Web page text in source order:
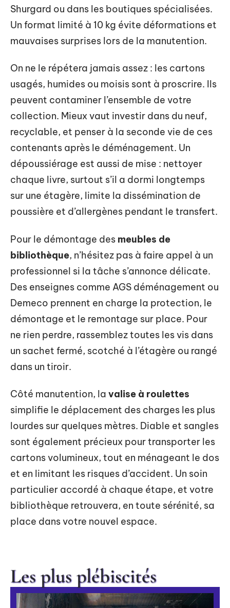
Shurgard ou dans les boutiques spécialisées.
Un format limité à 10 kg évite déformations et
mauvaises surprises lors de la manutention.
On ne le répétera jamais assez : les cartons
usagés, humides ou moisis sont à proscrire. Ils
peuvent contaminer l’ensemble de votre
collection. Mieux vaut investir dans du neuf,
recyclable, et penser à la seconde vie de ces
contenants après le déménagement. Un
dépoussiérage est aussi de mise : nettoyer
chaque livre, surtout s’il a dormi longtemps
sur une étagère, limite la dissémination de
poussière et d’allergènes pendant le transfert.
Pour le démontage des meubles de
bibliothèque, n’hésitez pas à faire appel à un
professionnel si la tâche s’annonce délicate.
Des enseignes comme AGS déménagement ou
Demeco prennent en charge la protection, le
démontage et le remontage sur place. Pour
ne rien perdre, rassemblez toutes les vis dans
un sachet fermé, scotché à l’étagère ou rangé
dans un tiroir.
Côté manutention, la valise à roulettes
simplifie le déplacement des charges les plus
lourdes sur quelques mètres. Diable et sangles
sont également précieux pour transporter les
cartons volumineux, tout en ménageant le dos
et en limitant les risques d’accident. Un soin
particulier accordé à chaque étape, et votre
bibliothèque retrouvera, en toute sérénité, sa
place dans votre nouvel espace.
Les plus plébiscités